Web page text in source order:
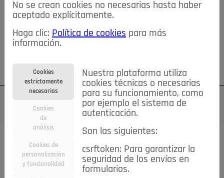
NOTICIAS SERVICIOS DE INTERÉS
TABLÓN DE ANUNCIOS MIS ANUNCIOS CONTACTO
NOSOTROS
Su cuenta Regístrese ¿Olvidó su contraseña?
Magazine
DESTACADA
No se crean cookies no necesarias hasta haber
aceptado explícitamente.
Haga clic: Política de cookies para más
información.
Cookies
estrictamente
necesarias
Cookies
de
análisis
Cookies de
personalización
y funcionalidad
Nuestra plataforma utiliza
cookies técnicas o necesarias
para su funcionamiento, como
por ejemplo el sistema de
autenticación.
Son las siguientes:
csrftoken: Para garantizar la
seguridad de los envíos en
formularios.